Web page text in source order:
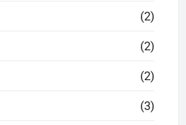
(2)
(2)
(2)
(3)